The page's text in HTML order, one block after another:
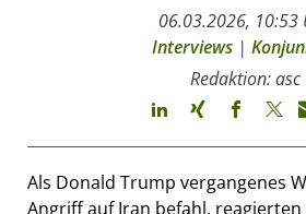
06.03.2026, 10:53
Interviews |
Redaktion: asc
Als Donald Trump vergangenes
Angriff auf Iran befahl,